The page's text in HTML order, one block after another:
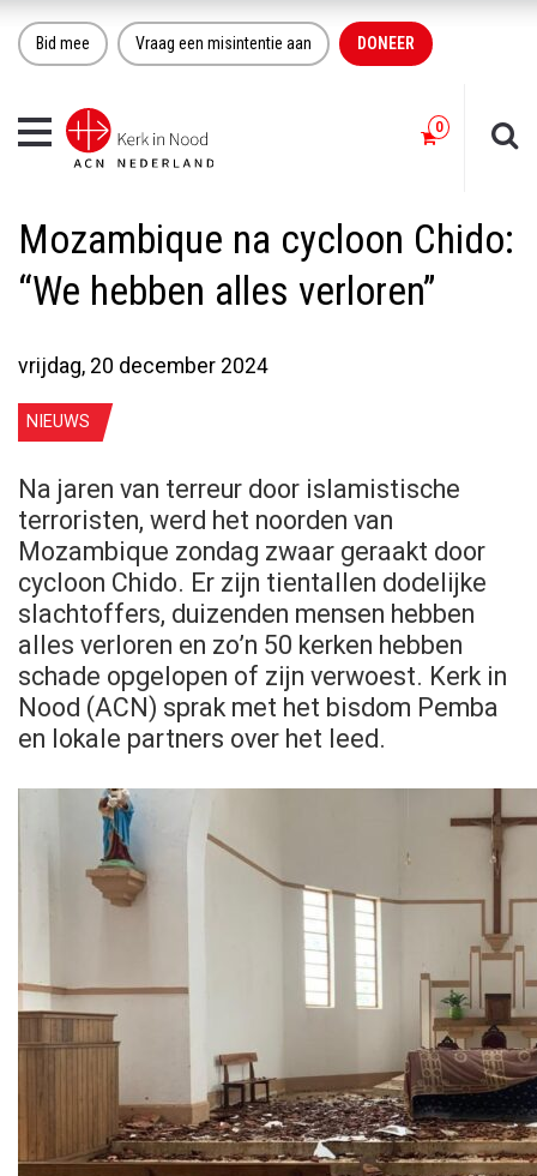
Bid mee Vraag een misintentie aan DONEER
Toggle
navigation
Mozambique na cycloon Chido:
“We hebben alles verloren”
vrijdag, 20 december 2024
NIEUWS
Na jaren van terreur door islamistische
terroristen, werd het noorden van
Mozambique zondag zwaar geraakt door
cycloon Chido. Er zijn tientallen dodelijke
slachtoffers, duizenden mensen hebben
alles verloren en zo’n 50 kerken hebben
schade opgelopen of zijn verwoest. Kerk in
Nood (ACN) sprak met het bisdom Pemba
en lokale partners over het leed.